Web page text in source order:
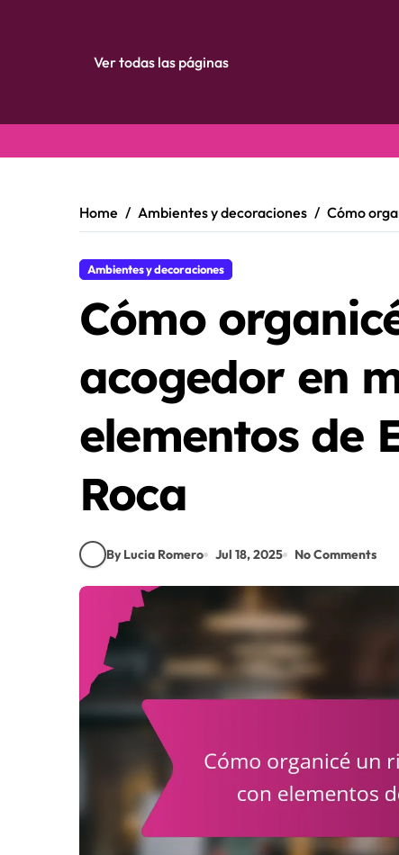
Ver todas las páginas
Home Ambientes y decoraciones Cómo
Ambientes y decoraciones
Cómo
acogedor en
elementos de
Roca
By Lucia Romero Jul 18, 2025 No Comments